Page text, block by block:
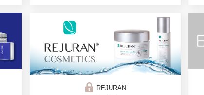
REJURAN